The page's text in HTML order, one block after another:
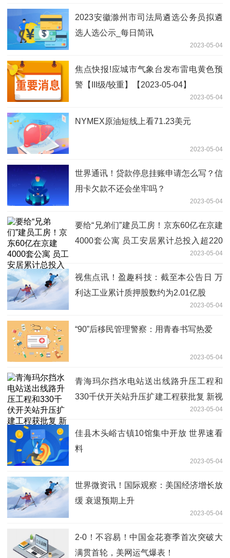
2023安徽滁州市司法局遴选公务员拟遴
选人选公示_每日简讯
2023-05-04
焦点快报!应城市气象台发布雷电黄色预
警【III级/较重】【2023-05-04】
2023-05-04
NYMEX原油短线上看71.23美元
2023-05-04
世界通讯！贷款停息挂账申请怎么写？信
用卡欠款不还会坐牢吗？
2023-05-04
要给“兄弟们”建员工房！京东60亿在京建
4000套公寓 员工安居累计总投入超220
2023-05-04
视焦点讯！盈趣科技：截至本公告日 万
利达工业累计质押股数约为2.01亿股
2023-05-04
“90”后移民管理警察：用青春书写热爱
2023-05-04
青海玛尔挡水电站送出线路升压工程和
330千伏开关站升压扩建工程获批复 新视
2023-05-04
佳县木头峪古镇10馆集中开放 世界速看
料
2023-05-04
世界微资讯！国际观察：美国经济增长放
缓 衰退预期上升
2023-05-04
2-0！不容易！中国金花赛季首次突破大
满贯首轮，美网运气爆表！